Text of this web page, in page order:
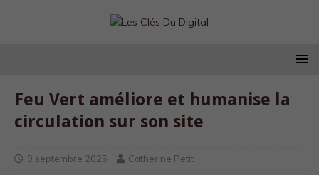
Feu Vert améliore et humanise la
circulation sur son site
9 septembre 2025 Catherine Petit